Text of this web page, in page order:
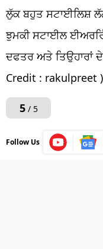
ਲੁੱਕ ਬਹੁਤ ਸਟਾਈਲਿਸ਼
ਝੁਮਕੀ ਸਟਾਈਲ
ਦਫਤਰ ਅਤੇ ਤਿਉਹਾਰਾਂ
Credit : rakulpreet )
5/ 5
Follow Us